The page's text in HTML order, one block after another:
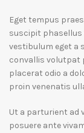
Eget tempus
suscipit phasellus
vestibulum eget a
convallis volutpat
placerat odio a
proin venenatis
Ut a parturient ad
posuere ante